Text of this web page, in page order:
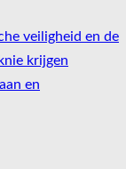
veiligheid en de
krijgen
en